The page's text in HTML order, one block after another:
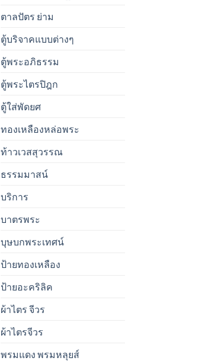
ตาลปัตร ย่าม
ตู้บริจาคแบบต่างๆ
ตู้พระอภิธรรม
ตู้พระไตรปิฎก
ตู้ใส่พัดยศ
ทองเหลืองหล่อพระ
ท้าวเวสสุวรรณ
ธรรมมาสน์
บริการ
บาตรพระ
บุษบกพระเทศน์
ป้ายทองเหลือง
ป้ายอะคริลิค
ผ้าไตร จีวร
ผ้าไตรจีวร
พรมแดง พรมหลุยส์